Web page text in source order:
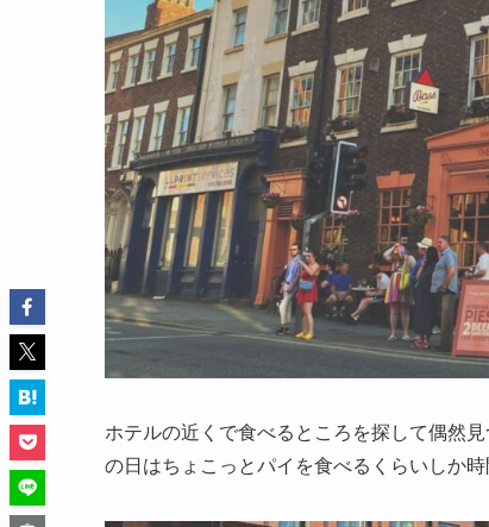
ホテルの近くで食べるところを探して偶然
の日はちょこっとパイを食べるくらいしか